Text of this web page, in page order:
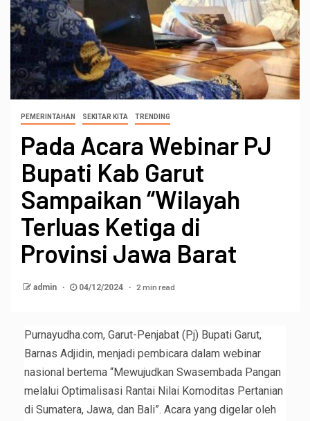
PEMERINTAHAN SEKITAR KITA TRENDING
Pada Acara Webinar PJ
Bupati Kab Garut
Sampaikan “Wilayah
Terluas Ketiga di
Provinsi Jawa Barat
admin 04/12/2024 2 min read
Purnayudha.com, Garut-Penjabat (Pj) Bupati Garut,
Barnas Adjidin, menjadi pembicara dalam webinar
nasional bertema “Mewujudkan Swasembada Pangan
melalui Optimalisasi Rantai Nilai Komoditas Pertanian
di Sumatera, Jawa, dan Bali”. Acara yang digelar oleh